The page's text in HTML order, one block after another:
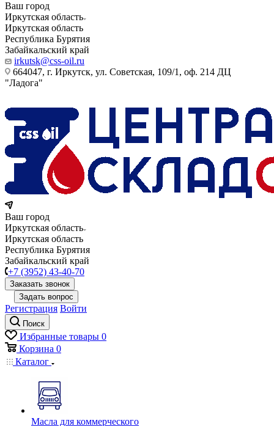
Ваш город
Иркутская область
Иркутская область
Республика Бурятия
Забайкальский край
irkutsk@css-oil.ru
664047, г. Иркутск, ул. Советская, 109/1, оф. 214 ДЦ
"Ладога"
Ваш город
Иркутская область
Иркутская область
Республика Бурятия
Забайкальский край
+7 (3952) 43-40-70
Заказать звонок
Задать вопрос
Регистрация Войти
Поиск
Избранные товары 0
Корзина 0
Каталог
Масла для коммерческого